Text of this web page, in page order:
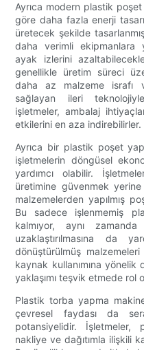
Ayrıca modern plastik
göre daha fazla enerji
üretecek şekilde
daha verimli ekipmanlara
ayak izlerini
genellikle üretim süreci
daha az malzeme israfı
sağlayan ileri
işletmeler, ambalaj
etkilerini en aza indirebilirler.
Ayrıca bir plastik poşet
işletmelerin döngüsel
yardımcı olabilir.
üretimine güvenmek
malzemelerden yapılmış
Bu sadece işlenmemiş
kalmıyor, aynı
uzaklaştırılmasına da
dönüştürülmüş
kaynak kullanımına
yaklaşımı teşvik etmede rol
Plastik torba yapma
çevresel faydası da
potansiyelidir.
nakliye ve dağıtımla ilişkili